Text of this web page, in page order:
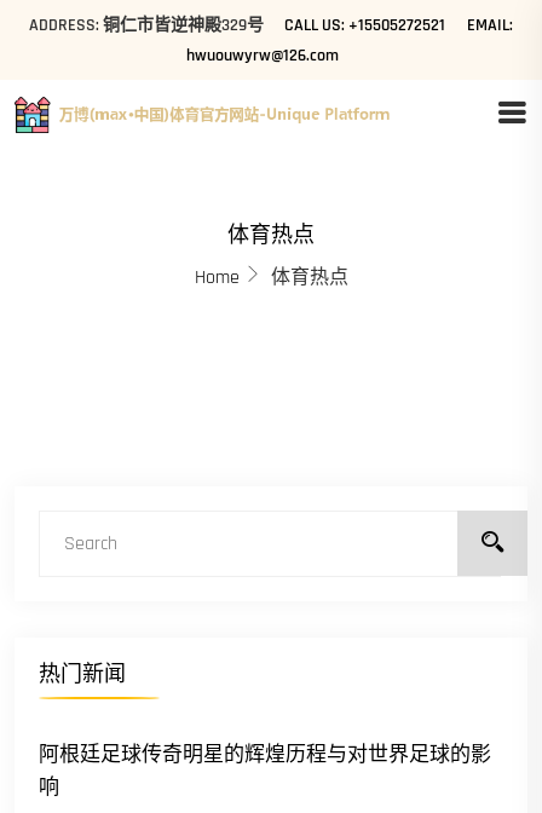
ADDRESS: 铜仁市皆逆神殿329号 CALL US: +15505272521
EMAIL:
hwuouwyrw@126.com
体育热点
Home 体育热点
热门新闻
阿根廷足球传奇明星的辉煌历程与对世界足球的影
响